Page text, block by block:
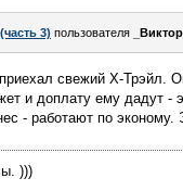
3) пользователя _Виктор_
свежий Х-Трэйл.
и доплату ему дадут -
- работают по эконому.
)))